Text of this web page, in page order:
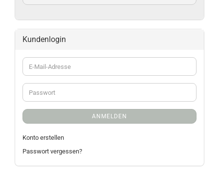
Kundenlogin
ANMELDEN
Konto erstellen
Passwort vergessen?